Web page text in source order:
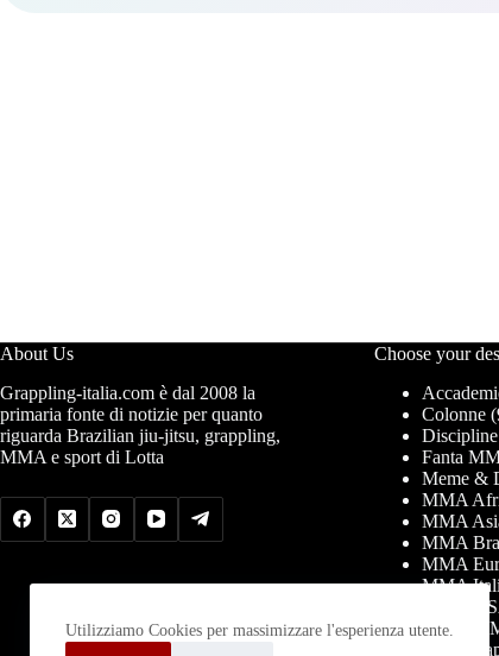
Utilizziamo Cookies per massimizzare l'esperienza utente.
About Us
Grappling-italia.com è dal 2008 la
primaria fonte di notizie per quanto
riguarda Brazilian jiu-jitsu, grappling,
MMA e sport di Lotta
Choose your
Colonne
Discipline
Fanta
Meme &
MMA
MMA
MMA
MMA
MMA
MMA
News &
PRO